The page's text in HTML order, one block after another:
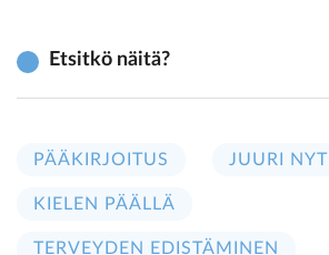
Etsitkö näitä?
PÄÄKIRJOITUS JUURI NYT
KIELEN PÄÄLLÄ
TERVEYDEN EDISTÄMINEN